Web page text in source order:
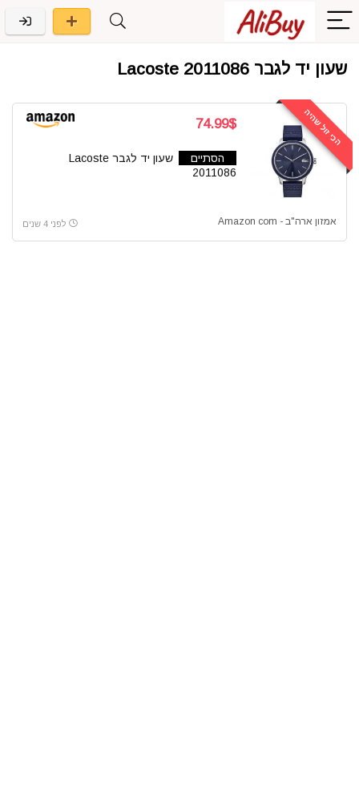
שעון יד לגבר Lacoste 2011086
הכי זול שהיה 74.99$
הסתיים
שעון יד לגבר Lacoste
2011086
אמזון ארה"ב - Amazon com לפני 4 שנים